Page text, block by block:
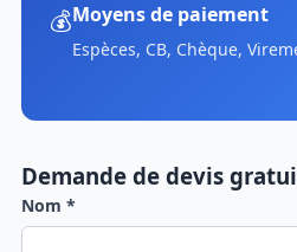
💰Moyens de paiement
Espèces, CB, Chèque,
Demande de devis
Nom *